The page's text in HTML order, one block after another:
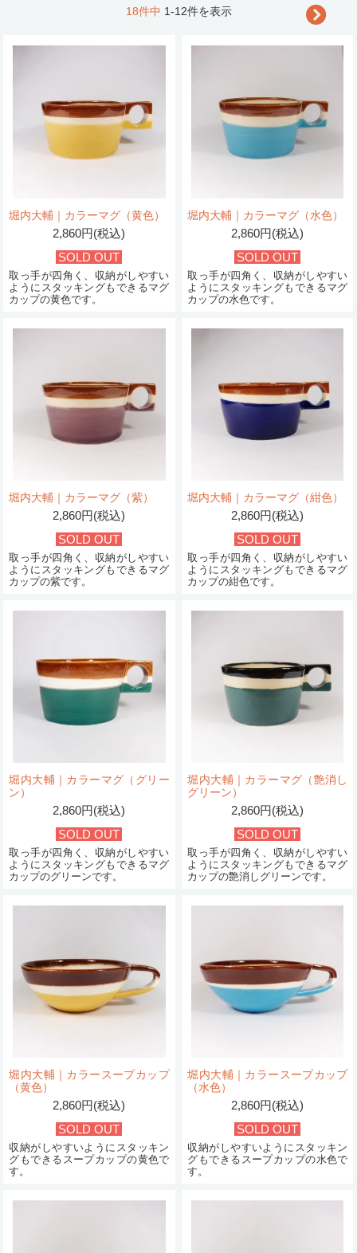
18件中 1-12件を表示
堀内大輔｜カラーマグ（黄色）
2,860円(税込)
SOLD OUT
取っ手が四角く、収納がしやすい
ようにスタッキングもできるマグ
カップの黄色です。
堀内大輔｜カラーマグ（水色）
2,860円(税込)
SOLD OUT
取っ手が四角く、収納がしやすい
ようにスタッキングもできるマグ
カップの水色です。
堀内大輔｜カラーマグ（紫）
2,860円(税込)
SOLD OUT
取っ手が四角く、収納がしやすい
ようにスタッキングもできるマグ
カップの紫です。
堀内大輔｜カラーマグ（紺色）
2,860円(税込)
SOLD OUT
取っ手が四角く、収納がしやすい
ようにスタッキングもできるマグ
カップの紺色です。
堀内大輔｜カラーマグ（グリー
ン）
2,860円(税込)
SOLD OUT
取っ手が四角く、収納がしやすい
ようにスタッキングもできるマグ
カップのグリーンです。
堀内大輔｜カラーマグ（艶消し
グリーン）
2,860円(税込)
SOLD OUT
取っ手が四角く、収納がしやすい
ようにスタッキングもできるマグ
カップの艶消しグリーンです。
堀内大輔｜カラースープカップ
（黄色）
2,860円(税込)
SOLD OUT
収納がしやすいようにスタッキン
グもできるスープカップの黄色で
す。
堀内大輔｜カラースープカップ
（水色）
2,860円(税込)
SOLD OUT
収納がしやすいようにスタッキン
グもできるスープカップの水色で
す。